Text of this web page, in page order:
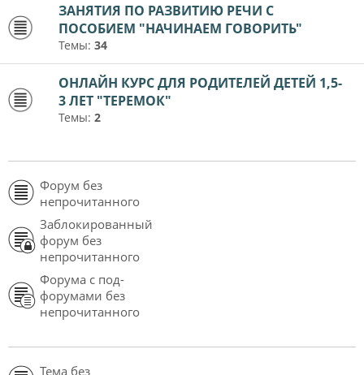
ЗАНЯТИЯ ПО РАЗВИТИЮ РЕЧИ С
ПОСОБИЕМ "НАЧИНАЕМ ГОВОРИТЬ"
Темы: 34
ОНЛАЙН КУРС ДЛЯ РОДИТЕЛЕЙ ДЕТЕЙ 1,5-
3 ЛЕТ "ТЕРЕМОК"
Темы: 2
Форум без
непрочитанного
Заблокированный
форум без
непрочитанного
Форума с под-
форумами без
непрочитанного
Тема без